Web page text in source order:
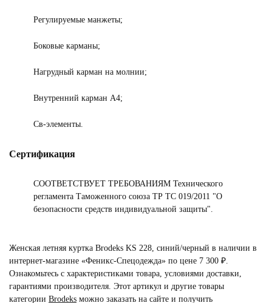
Регулируемые манжеты;
Боковые карманы;
Нагрудный карман на молнии;
Внутренний карман A4;
Св-элементы.
Сертификация
СООТВЕТСТВУЕТ ТРЕБОВАНИЯМ Технического
регламента Таможенного союза ТР ТС 019/2011 "О
безопасности средств индивидуальной защиты".
Женская летняя куртка Brodeks KS 228, синий/черный в наличии в
интернет-магазине «Феникс-Спецодежда» по цене 7 300 ₽.
Ознакомьтесь с характеристиками товара, условиями доставки,
гарантиями производителя. Этот артикул и другие товары
категории Brodeks можно заказать на сайте и получить